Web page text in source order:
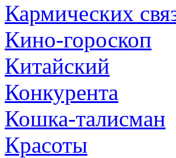
Кармических
Кино-гороскоп
Китайский
Конкурента
Кошка-талисман
Красоты